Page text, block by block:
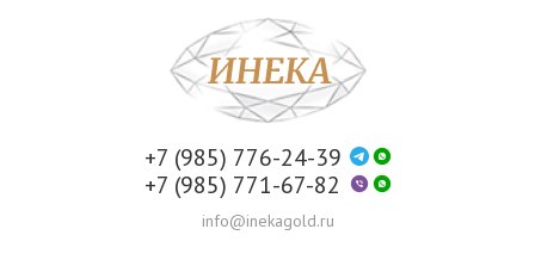
+7 (985) 776-24-39
+7 (985) 771-67-82
info@inekagold.ru